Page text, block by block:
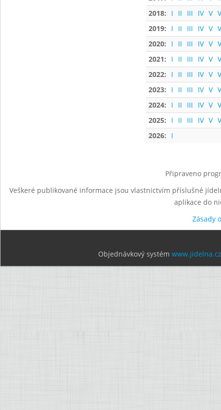
2018:
I II III IV V
2019:
I II III IV V
2020:
I II III IV V
2021:
I II III IV V
2022:
I II III IV V
2023:
I II III IV V
2024:
I II III IV V
2025:
I II III IV V
2026:
I
Připraveno
Veškeré publikované informace jsou vlastnictvím příslušné
aplikace do
Zásady
Objednávkový systém www.jidelna.cz